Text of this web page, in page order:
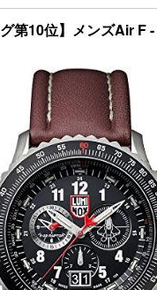
グ第10位】メンズAir F